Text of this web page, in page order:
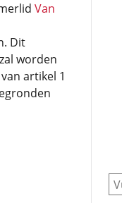
Van
Dit
worden
artikel 1